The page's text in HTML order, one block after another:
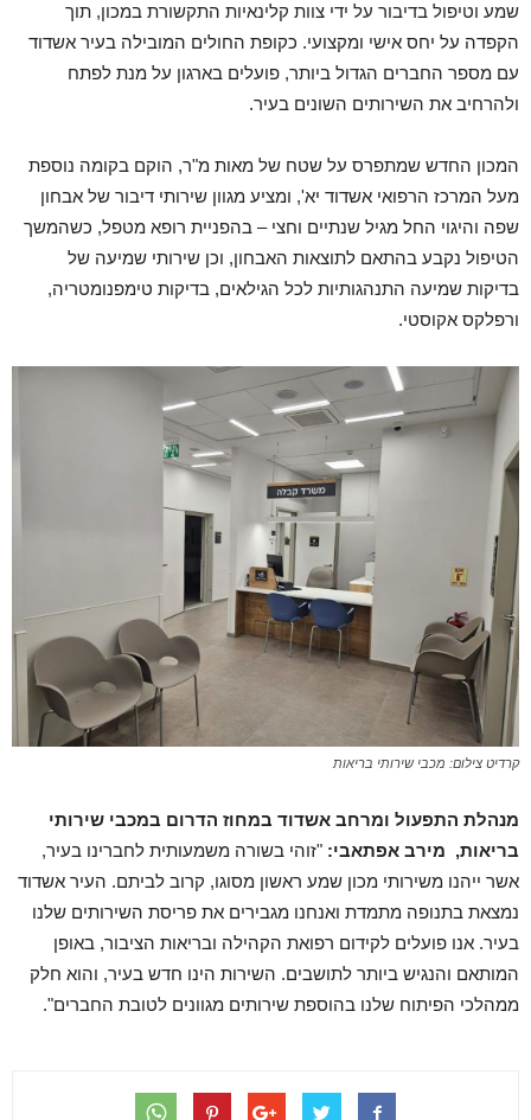
שמע וטיפול בדיבור על ידי צוות קלינאיות התקשורת במכון, תוך
הקפדה על יחס אישי ומקצועי. כקופת החולים המובילה בעיר אשדוד
עם מספר החברים הגדול ביותר, פועלים בארגון על מנת לפתח
ולהרחיב את השירותים השונים בעיר.
המכון החדש שמתפרס על שטח של מאות מ"ר, הוקם בקומה נוספת
מעל המרכז הרפואי אשדוד יא', ומציע מגוון שירותי דיבור של אבחון
שפה והיגוי החל מגיל שנתיים וחצי – בהפניית רופא מטפל, כשהמשך
הטיפול נקבע בהתאם לתוצאות האבחון, וכן שירותי שמיעה של
בדיקות שמיעה התנהגותיות לכל הגילאים, בדיקות טימפנומטריה,
ורפלקס אקוסטי.
קרדיט צילום: מכבי שירותי בריאות
מנהלת התפעול ומרחב אשדוד במחוז הדרום במכבי שירותי
בריאות, מירב אפתאבי: "זוהי בשורה משמעותית לחברינו בעיר,
אשר ייהנו משירותי מכון שמע ראשון מסוגו, קרוב לביתם. העיר אשדוד
נמצאת בתנופה מתמדת ואנחנו מגבירים את פריסת השירותים שלנו
בעיר. אנו פועלים לקידום רפואת הקהילה ובריאות הציבור, באופן
המותאם והנגיש ביותר לתושבים. השירות הינו חדש בעיר, והוא חלק
ממהלכי הפיתוח שלנו בהוספת שירותים מגוונים לטובת החברים".